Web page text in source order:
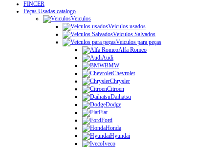
FINCER
Peças Usadas catalogo
Veiculos
Veiculos usados
Veiculos Salvados
Veiculos para peças
Alfa Romeo
Audi
BMW
Chevrolet
Chrysler
Citroen
Daihatsu
Dodge
Fiat
Ford
Honda
Hyundai
Iveco